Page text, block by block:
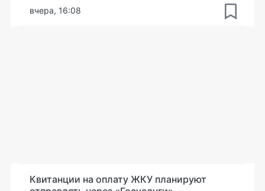
вчера, 16:08
Квитанции на оплату ЖКУ планируют